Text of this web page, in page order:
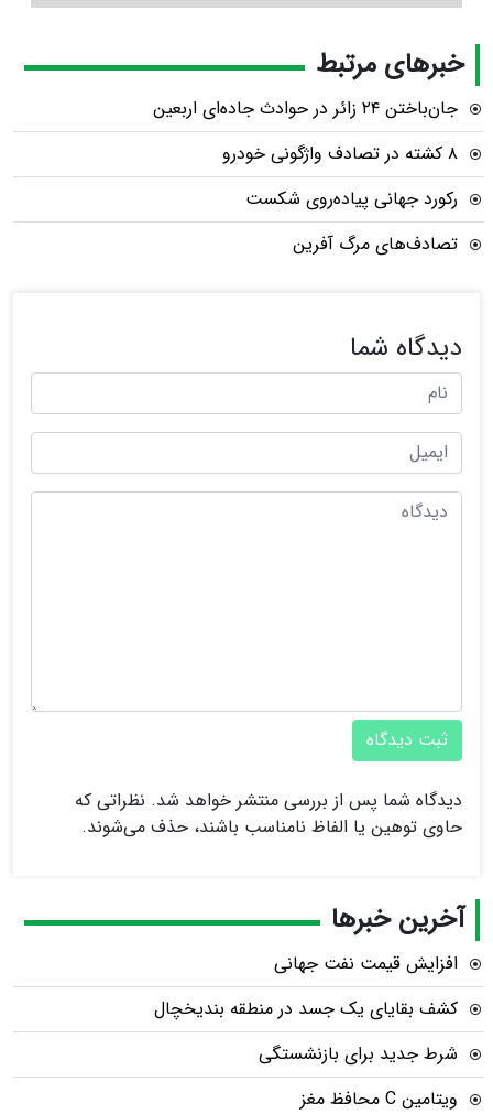
خبرهای مرتبط
جان‌باختن ۲۴ زائر در حوادث جاده‌ای اربعین
۸ کشته در تصادف واژگونی خودرو
رکورد جهانی پیاده‌روی شکست
تصادف‌های مرگ آفرین
دیدگاه شما
ثبت دیدگاه
دیدگاه شما پس از بررسی منتشر خواهد شد. نظراتی که
حاوی توهین یا الفاظ نامناسب باشند، حذف می‌شوند.
آخرین خبرها
افزایش قیمت نفت جهانی
کشف بقایای یک جسد در منطقه بندیخچال
شرط جدید برای بازنشستگی
ویتامین C محافظ مغز